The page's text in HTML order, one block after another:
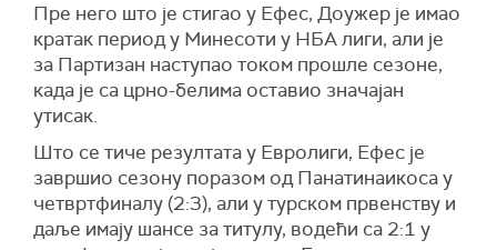
Пре него што је стигао у Ефес, Доужер је имао
кратак период у Минесоти у НБА лиги, али је
за Партизан наступао током прошле сезоне,
када је са црно-белима оставио значајан
утисак.
Што се тиче резултата у Евролиги, Ефес је
завршио сезону поразом од Панатинаикоса у
четвртфиналу (2:3), али у турском првенству и
даље имају шансе за титулу, водећи са 2:1 у